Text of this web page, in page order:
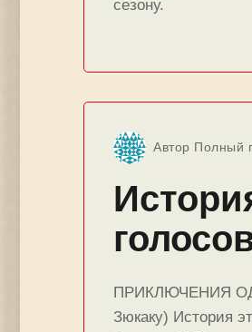
сезону.
Автор Полный
ПРИКЛЮЧЕНИЯ
Зюкаку) История